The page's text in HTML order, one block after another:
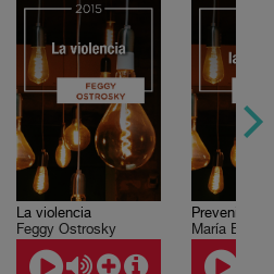
La violencia
Feggy Ostrosky
Prevenir la